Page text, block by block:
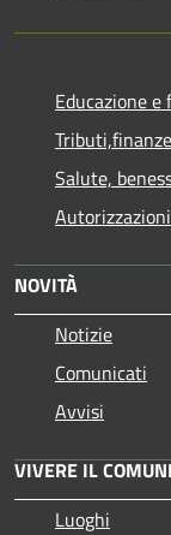
Educazione e
Salute,
Autorizzazioni
NOVITÀ
Notizie
Comunicati
Avvisi
VIVERE IL
Luoghi